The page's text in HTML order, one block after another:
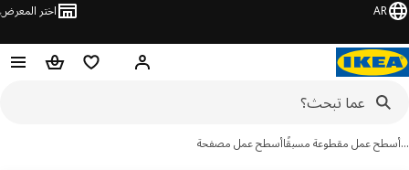
AR اختر المعرض
مرحبًا! سجل الدخول
قائمة المفضلةسلة التسوق
عمل مقطوعة مسبقًاأسطح عمل مصفحة